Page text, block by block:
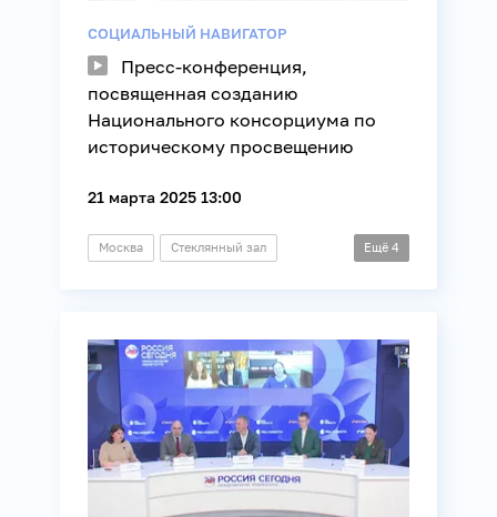
СОЦИАЛЬНЫЙ НАВИГАТОР
Пресс-конференция,
посвященная созданию
Национального консорциума по
историческому просвещению
21 марта 2025 13:00
Москва Стеклянный зал Ещё 4